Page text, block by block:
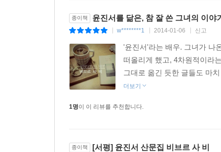
종이책 윤진서를 닮은, 참 잘 쓴 그녀의 이야
w********1 2014-01-06 신고
'윤진서'라는 배우. 그녀가 나
떠올리게 했고, 4차원적이라
그대로 옮긴 듯한 글들도 마
더보기
1명이 이 리뷰를 추천합니다.
종이책 [서평] 윤진서 산문집 비브르 사 비